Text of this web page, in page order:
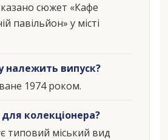
сюжет «Кафе
павільйон» у місті
належить випуск?
1974 роком.
колекціонера?
типовий міський вид